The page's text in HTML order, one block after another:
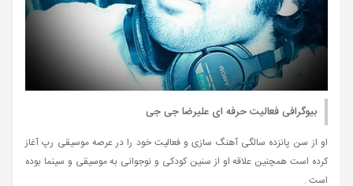
بیوگرافی فعالیت حرفه‌ ای علیرضا جی جی
او از سن پانزده سالگی آهنگ سازی و فعالیت خود را در عرصه موسیقی رپ آغاز
کرده است همچنین علاقه او از سنین کودکی و نوجوانی به موسیقی و سینما بوده
است .